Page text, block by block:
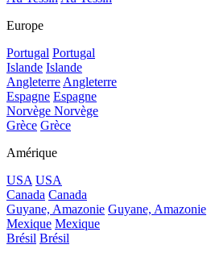
Europe
Portugal Portugal
Islande Islande
Angleterre Angleterre
Espagne Espagne
Norvège Norvège
Grèce Grèce
Amérique
USA USA
Canada Canada
Guyane, Amazonie Guyane, Amazonie
Mexique Mexique
Brésil Brésil